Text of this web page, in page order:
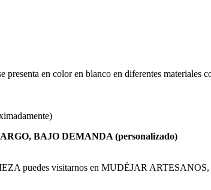
presenta en color en blanco en diferentes materiales
BAJO DEMANDA (personalizado)
puedes visitarnos en MUDÉJAR ARTESANOS,